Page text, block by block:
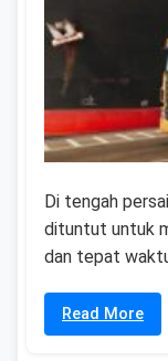
Di tengah
dituntut untuk
dan tepat
Read More